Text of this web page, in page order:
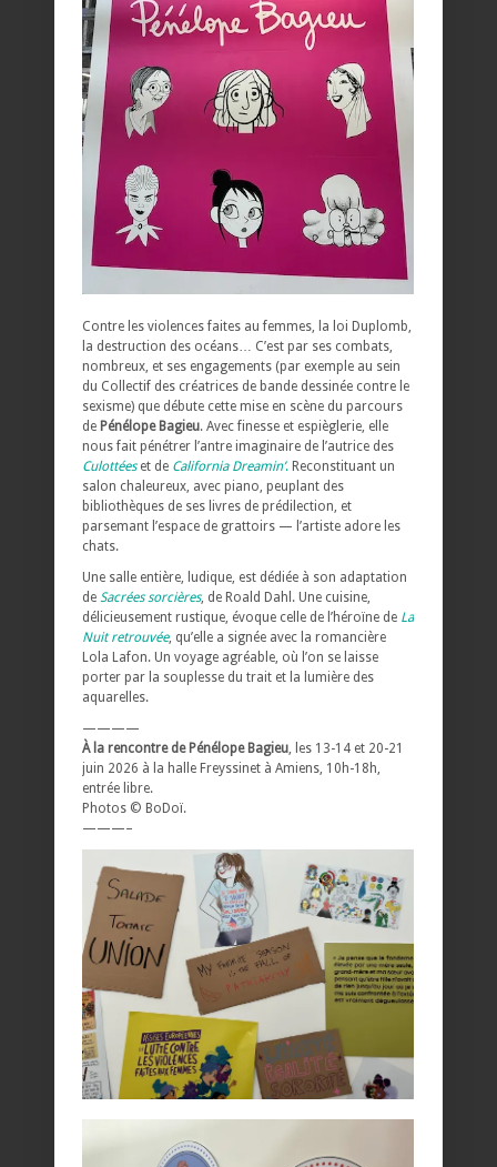
Contre les violences faites au femmes, la loi Duplomb,
la destruction des océans… C’est par ses combats,
nombreux, et ses engagements (par exemple au sein
du Collectif des créatrices de bande dessinée contre le
sexisme) que débute cette mise en scène du parcours
de Pénélope Bagieu. Avec finesse et espièglerie, elle
nous fait pénétrer l’antre imaginaire de l’autrice des
Culottéeset de California Dreamin’. Reconstituant un
salon chaleureux, avec piano, peuplant des
bibliothèques de ses livres de prédilection, et
parsemant l’espace de grattoirs — l’artiste adore les
chats.
Une salle entière, ludique, est dédiée à son adaptation
de Sacrées sorcières, de Roald Dahl. Une cuisine,
délicieusement rustique, évoque celle de l’héroïne de La
Nuit retrouvée, qu’elle a signée avec la romancière
Lola Lafon. Un voyage agréable, où l’on se laisse
porter par la souplesse du trait et la lumière des
aquarelles.
————
À la rencontre de Pénélope Bagieu, les 13-14 et 20-21
juin 2026 à la halle Freyssinet à Amiens, 10h-18h,
entrée libre.
Photos © BoDoï.
———–